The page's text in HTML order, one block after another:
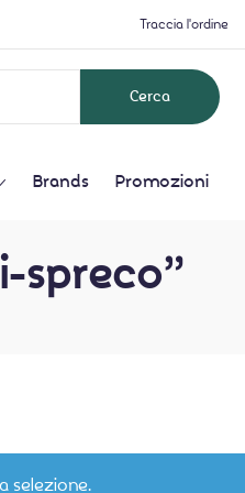
Traccia l'ordine
Brands Promozioni
spreco”
selezione.